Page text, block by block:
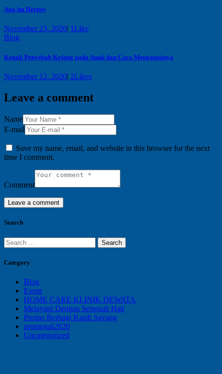
Apa itu Herpes
November 23, 2020| 1Like
Blog
Kenali Penyebab Kejang pada Anak dan Cara Mengatasinya
November 12, 2020| 2Likes
Leave a comment
Name
E-mail
Save my name, email, and website in this browser for the next
time I comment.
Comment
Search
Search
for:
Category
Blog
Event
HOME CARE KLINIK DEWATA
Melayani Dengan Sepenuh Hati
Promo Berbagi Kasih Sayang
promojuli2020
Uncategorized